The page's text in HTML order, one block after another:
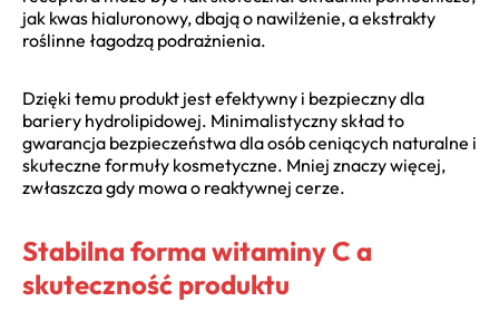
jak kwas hialuronowy, dbają o nawilżenie, a ekstrakty
roślinne łagodzą podrażnienia.
Dzięki temu produkt jest efektywny i bezpieczny dla
bariery hydrolipidowej. Minimalistyczny skład to
gwarancja bezpieczeństwa dla osób ceniących naturalne i
skuteczne formuły kosmetyczne. Mniej znaczy więcej,
zwłaszcza gdy mowa o reaktywnej cerze.
Stabilna forma witaminy C a
skuteczność produktu